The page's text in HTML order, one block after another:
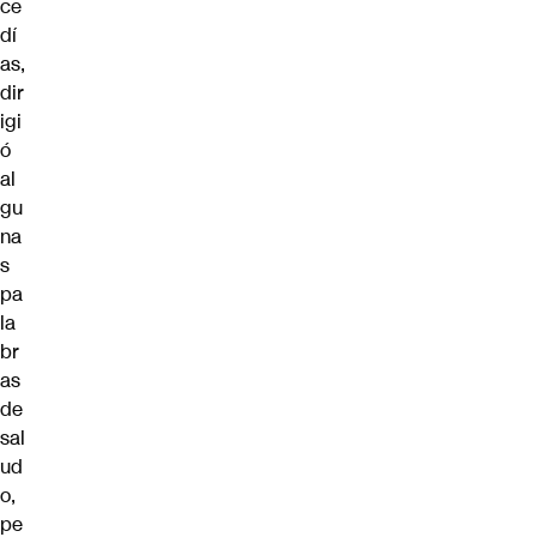
ce
dí
as,
dir
igi
ó
al
gu
na
s
pa
la
br
as
de
sal
ud
o,
pe